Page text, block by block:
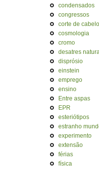
condensados
congressos
corte de cabelo
cosmologia
cromo
desatres
disprósio
einstein
emprego
ensino
Entre aspas
EPR
esteriótipos
estranho
experimento
extensão
férias
física